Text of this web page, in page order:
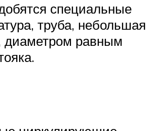
специальные
труба, небольшая
диаметром равным